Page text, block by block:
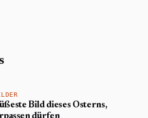
Bild dieses Osterns,